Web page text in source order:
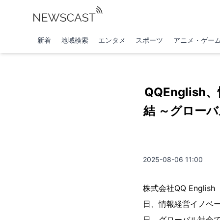
新着 地域検索 エンタメ スポーツ アニメ・ゲー
QQEnglish、
結 ～グロー
2025-08-06 11:00
株式会社QQ English
日、情報経営イノベ